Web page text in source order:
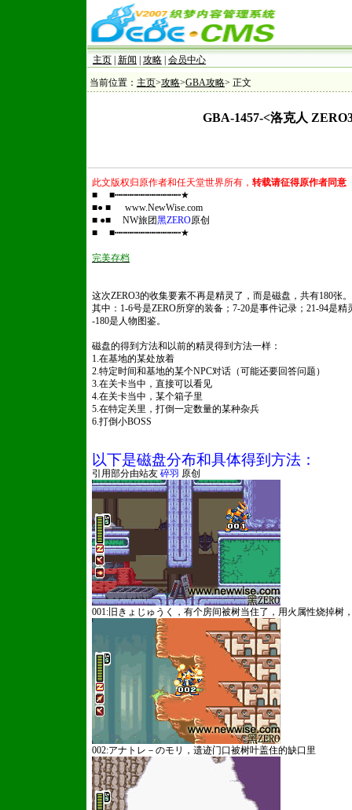
主页 新闻 攻略 会员中心
当前位置： 主页>攻略>GBA攻略> 正文
GBA-1457-<洛克人
此文版权归原作者和任天堂世界所有， 转载请征得原作者同意
■ ■┅┅┅┅┅┅┅┅┅┅┅┅★
■● ■ www.NewWise.com
■ ●■ NW旅团黑ZERO原创
■ ■┅┅┅┅┅┅┅┅┅┅┅┅★
完美存档
这次ZERO3的收集要素不再是精灵了，而是磁盘，共有180张。
其中：1-6号是ZERO所穿的装备；7-20是事件记录；21-94是
-180是人物图鉴。
磁盘的得到方法和以前的精灵得到方法一样：
1.在基地的某处放着
2.特定时间和基地的某个NPC对话（可能还要回答问题）
3.在关卡当中，直接可以看见
4.在关卡当中，某个箱子里
5.在特定关里，打倒一定数量的某种杂兵
6.打倒小BOSS
以下是磁盘分布和具体得到方法：
引用部分由站友 碎羽 原创
001:旧きょじゅうく，有个房间被树当住了，用火属性烧掉树
002:アナトレ－のモリ，遗迹门口被树叶盖住的缺口里